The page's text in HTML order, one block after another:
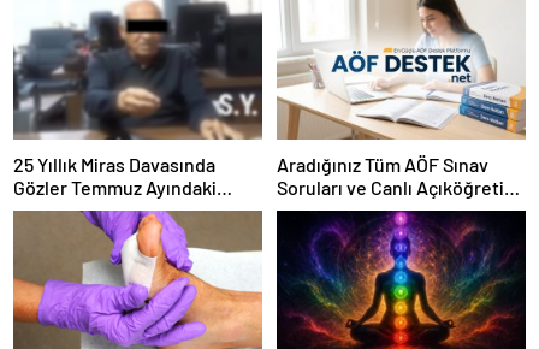
25 Yıllık Miras Davasında
Gözler Temmuz Ayındaki
Karar Duruşmasına Çevrildi
Aradığınız Tüm AÖF Sınav
Soruları ve Canlı Açıköğretim
Forumu Burada